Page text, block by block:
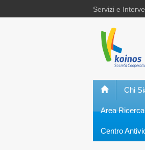
Servizi e
Chi
Area
Centro